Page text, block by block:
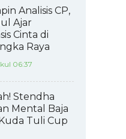
Analisis CP,
Ajar
Cinta di
Raya
06:37
Stendha
Mental Baja
Tuli Cup